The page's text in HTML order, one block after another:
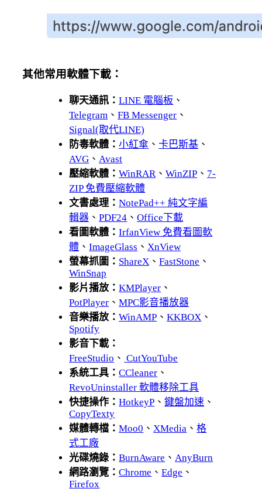
其他常用軟體下載：
聊天通訊：LINE 電腦板 、
Telegram 、FB Messenger 、
Signal(取代LINE)
防毒軟體：小紅傘 、卡巴斯基 、
AVG 、 Avast
壓縮軟體：WinRAR 、WinZIP 、 7-
ZIP 免費壓縮軟體
文書處理：NotePad++ 純文字編
輯器 、PDF24 、Office下載
看圖軟體：IrfanView 免費看圖軟
體 、ImageGlass 、 XnView
螢幕抓圖： ShareX 、FastStone 、
WinSnap
影片播放：KMPlayer 、
PotPlayer 、MPC影音播放器
音樂播放：WinAMP 、KKBOX 、
Spotify
影音下載：
FreeStudio 、 CutYouTube
系統工具：CCleaner 、
RevoUninstaller 軟體移除工具
快捷操作：HotkeyP 、鍵盤加速 、
CopyTexty
媒體轉檔：Moo0 、 XMedia 、格
式工廠
光碟燒錄：BurnAware 、 AnyBurn
網路瀏覽：Chrome 、Edge 、
Firefox